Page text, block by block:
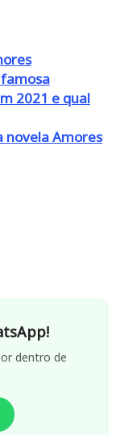
2021 e qual
novela Amores
dentro de